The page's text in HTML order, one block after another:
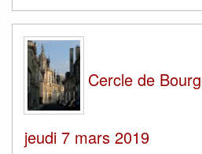
Cercle de
jeudi 7 mars 2019